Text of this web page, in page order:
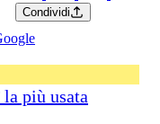
Condividi
più usata